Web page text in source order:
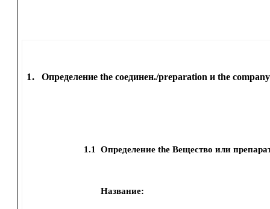
1. Определение the соединен./preparation и the
1.1 Определение the Вещество или
Название: